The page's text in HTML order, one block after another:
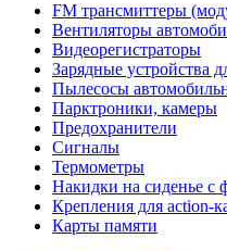
FM трансмиттеры
Вентиляторы
Видеорегистраторы
Зарядные устройства
Пылесосы
Парктроники, камеры
Предохранители
Сигналы
Термометры
Накидки на сиденье с
Крепления для action-
Карты памяти